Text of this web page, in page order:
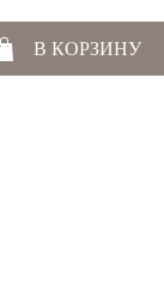
В КОРЗИНУ